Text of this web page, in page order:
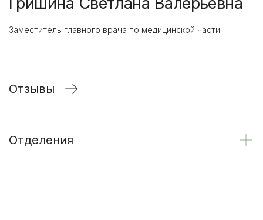
Заместитель главного врача по медицинской части
Отзывы
Отделения